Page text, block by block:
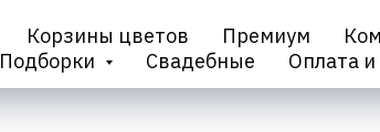
Корзины цветов Премиум
Подборки
Свадебные Оплата